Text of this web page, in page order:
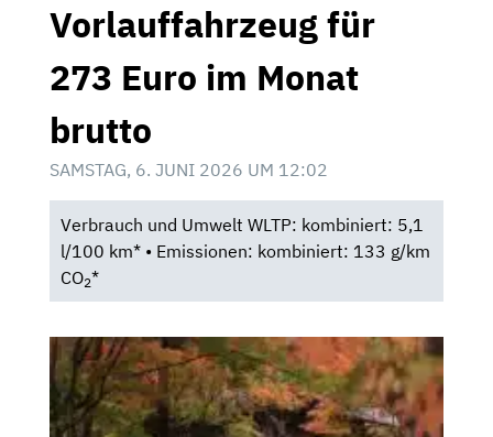
Vorlauffahrzeug für
273 Euro im Monat
brutto
SAMSTAG, 6. JUNI 2026 UM 12:02
Verbrauch und Umwelt WLTP: kombiniert: 5,1
l/100 km* • Emissionen: kombiniert: 133 g/km
CO2*